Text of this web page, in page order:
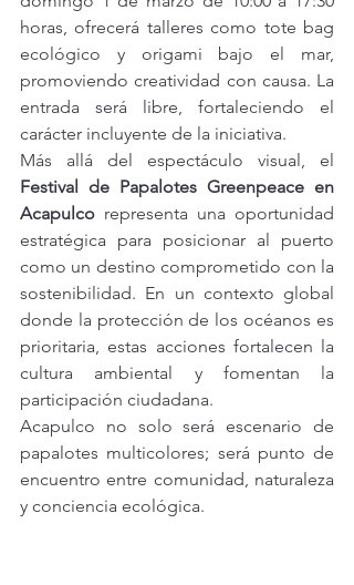
horas, ofrecerá talleres como tote bag
ecológico y origami bajo el mar,
promoviendo creatividad con causa. La
entrada será libre, fortaleciendo el
carácter incluyente de la iniciativa.
Festival de Papalotes Greenpeace en
Acapulco representa una oportunidad
estratégica para posicionar al puerto
como un destino comprometido con la
sostenibilidad. En un contexto global
donde la protección de los océanos es
prioritaria, estas acciones fortalecen la
cultura ambiental y fomentan la
participación ciudadana.
Acapulco no solo será escenario de
papalotes multicolores; será punto de
encuentro entre comunidad, naturaleza
y conciencia ecológica.